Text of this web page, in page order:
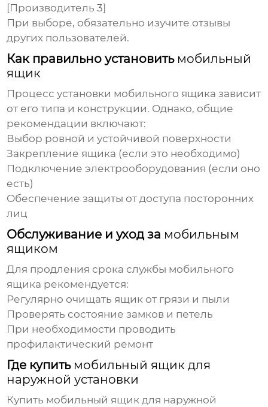
[Производитель 3]
При выборе, обязательно изучите отзывы
других пользователей.
Как правильно установить мобильный
ящик
Процесс установки мобильного ящика зависит
от его типа и конструкции. Однако, общие
рекомендации включают:
Выбор ровной и устойчивой поверхности
Закрепление ящика (если это необходимо)
Подключение электрооборудования (если оно
есть)
Обеспечение защиты от доступа посторонних
лиц
Обслуживание и уход за мобильным
ящиком
Для продления срока службы мобильного
ящика рекомендуется:
Регулярно очищать ящик от грязи и пыли
Проверять состояние замков и петель
При необходимости проводить
профилактический ремонт
Где купить мобильный ящик для
наружной установки
Купить мобильный ящик для наружной